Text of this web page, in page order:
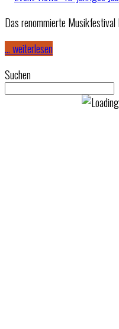
Das renommierte
… weiterlesen
Suchen